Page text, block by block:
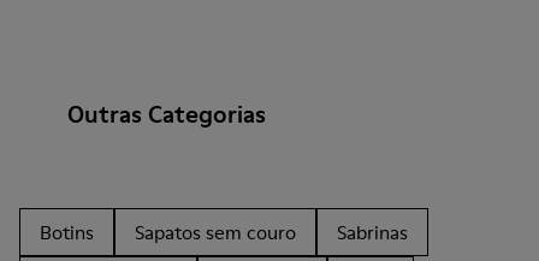
Outras Categorias
Botins Sapatos sem couro
Sabrinas